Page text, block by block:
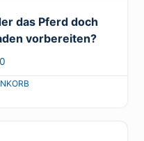
das Pferd doch
vorbereiten?